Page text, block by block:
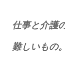
仕事と介護
難しいもの。